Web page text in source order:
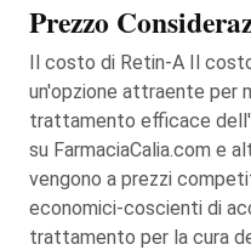
Prezzo
Il costo di Retin-A Il
un'opzione attraente per
trattamento efficace
su FarmaciaCalia.com e
vengono a prezzi
economici-coscienti di
trattamento per la cura